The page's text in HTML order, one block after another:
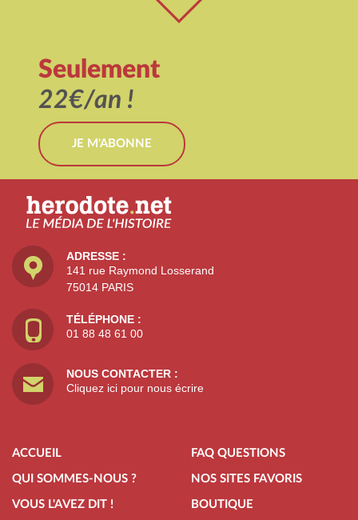
Seulement
22€/an !
JE M'ABONNE
ADRESSE :
141 rue Raymond Losserand
75014 PARIS
TÉLÉPHONE :
01 88 48 61 00
NOUS CONTACTER :
Cliquez ici pour nous écrire
ACCUEIL
QUI SOMMES-NOUS ?
VOUS L'AVEZ DIT !
FAQ QUESTIONS
NOS SITES FAVORIS
BOUTIQUE